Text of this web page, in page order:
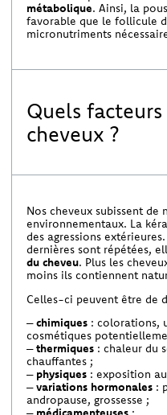
métabolique. Ainsi, la
favorable que le follicule
micronutriments
Quels
cheveux ?
Nos cheveux subissent de
environnementaux. La
des agressions
dernières sont répétées,
du cheveu. Plus les
moins ils contiennent
Celles-ci peuvent être de
–chimiques: colorations,
cosmétiques
–thermiques: chaleur du
chauffantes ;
– physiques: exposition
–variations hormonales:
andropause, grossesse ;
– médicamenteuses;